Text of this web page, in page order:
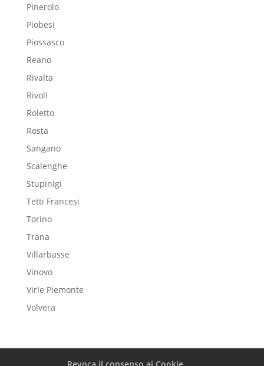
Pinerolo
Piobesi
Piossasco
Reano
Rivalta
Rivoli
Roletto
Rosta
Sangano
Scalenghe
Stupinigi
Tetti Francesi
Torino
Trana
Villarbasse
Vinovo
Virle Piemonte
Volvera